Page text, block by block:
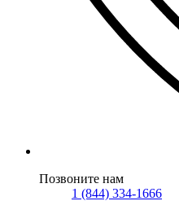
Позвоните нам
1 (844) 334-1666